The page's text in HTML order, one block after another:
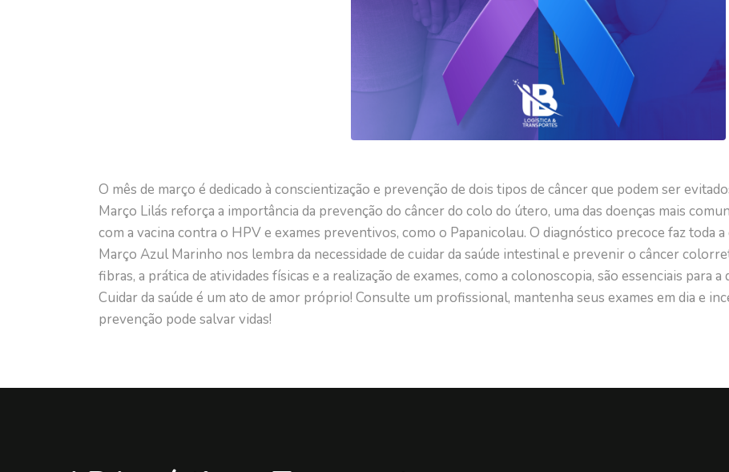
O mês de março é dedicado à conscientização e prevenção de dois tipos de câncer que podem ser
Março Lilás reforça a importância da prevenção do câncer do colo do útero, uma das doenças mais
com a vacina contra o HPV e exames preventivos, como o Papanicolau. O diagnóstico precoce faz toda a
Março Azul Marinho nos lembra da necessidade de cuidar da saúde intestinal e prevenir o câncer
fibras, a prática de atividades físicas e a realização de exames, como a colonoscopia, são essenciais para
Cuidar da saúde é um ato de amor próprio! Consulte um profissional, mantenha seus exames em dia e
prevenção pode salvar vidas!